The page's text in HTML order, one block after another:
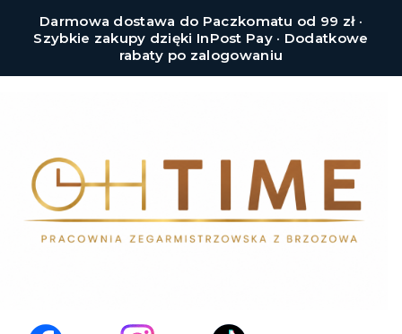
Darmowa dostawa do Paczkomatu od 99 zł ·
Szybkie zakupy dzięki InPost Pay · Dodatkowe
rabaty po zalogowaniu